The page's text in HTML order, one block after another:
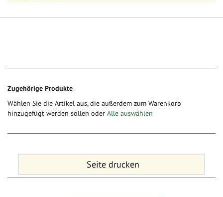
Zugehörige Produkte
Wählen Sie die Artikel aus, die außerdem zum Warenkorb
hinzugefügt werden sollen oder Alle auswählen
Seite drucken